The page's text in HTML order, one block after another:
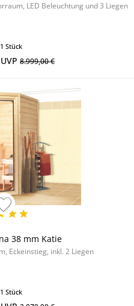
LED Beleuchtung und 3 Liegen
1 Stück
UVP 8.999,00 €
38 mm Katie
Eckeinstieg, inkl. 2 Liegen
1 Stück